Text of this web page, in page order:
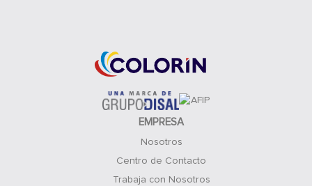
EMPRESA
Nosotros
Centro de Contacto
Trabaja con Nosotros